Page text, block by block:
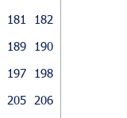
181
182
189
190
197
198
205
206